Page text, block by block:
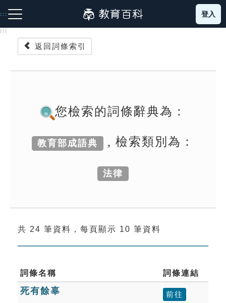
到
主
:::
成語故事
索引選單
單字索引
生命大百科索引
登入
:::
返回詞條索引
您檢索的詞條辭典為：
教育部成語典 , 檢索類別為：
法律
共 24 筆資料，每頁顯示 10 筆資料
詞條名稱 詞條連結
死有餘辜 前往